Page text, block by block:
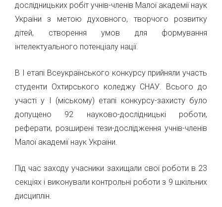
дослідницьких робіт учнів-членів Малої академії наук
України з метою духовного, творчого розвитку
дітей, створення умов для формування
інтелектуального потенціалу нації.
В І етапі Всеукраїнського конкурсу прийняли участь
студенти Охтирського коледжу СНАУ. Всього до
участі у І (міському) етапі конкурсу-захисту було
допущено 92 науково-дослідницькі роботи,
реферати, розширені тези-дослідження учнів-членів
Малої академії наук України.
Під час заходу учасники захищали свої роботи в 23
секціях і виконували контрольні роботи з 9 шкільних
дисциплін.